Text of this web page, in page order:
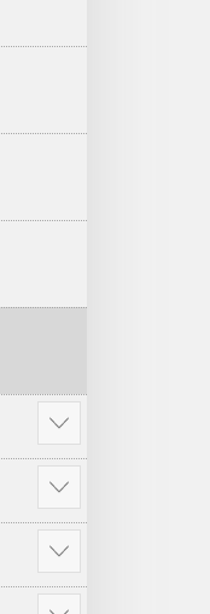
Zobraziť
viac
Zobraziť
viac
Zobraziť
viac